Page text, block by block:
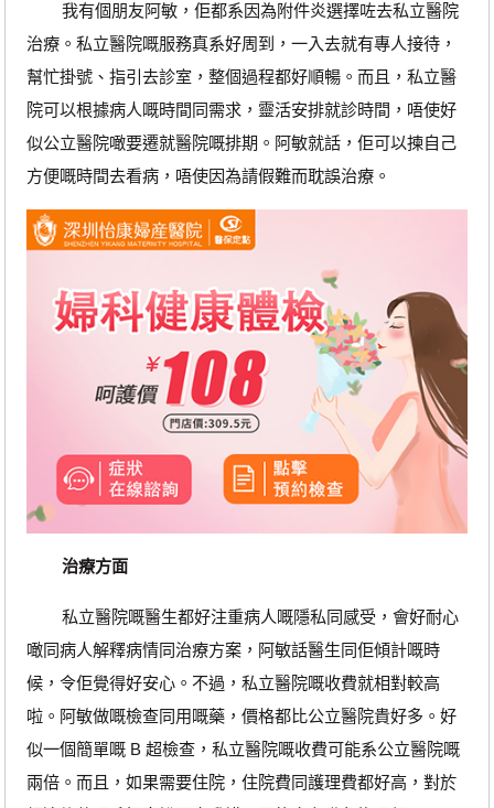
我有個朋友阿敏，佢都系因為附件炎選擇咗去私立醫院
治療。私立醫院嘅服務真系好周到，一入去就有專人接待，
幫忙掛號、指引去診室，整個過程都好順暢。而且，私立醫
院可以根據病人嘅時間同需求，靈活安排就診時間，唔使好
似公立醫院噉要遷就醫院嘅排期。阿敏就話，佢可以揀自己
方便嘅時間去看病，唔使因為請假難而耽誤治療。
治療方面
私立醫院嘅醫生都好注重病人嘅隱私同感受，會好耐心
噉同病人解釋病情同治療方案，阿敏話醫生同佢傾計嘅時
候，令佢覺得好安心。不過，私立醫院嘅收費就相對較高
啦。阿敏做嘅檢查同用嘅藥，價格都比公立醫院貴好多。好
似一個簡單嘅 B 超檢查，私立醫院嘅收費可能系公立醫院嘅
兩倍。而且，如果需要住院，住院費同護理費都好高，對於